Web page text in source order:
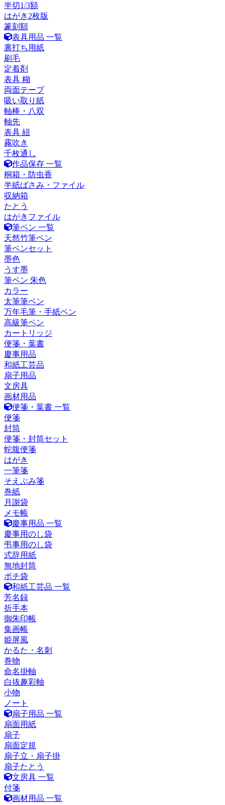
半切1/3額
はがき2枚版
篆刻額
表具用品 一覧
裏打ち用紙
刷毛
定着剤
表具 糊
両面テープ
吸い取り紙
軸棒・八双
軸先
表具 紐
霧吹き
千枚通し
作品保存 一覧
桐箱・防虫香
半紙ばさみ・ファイル
収納箱
たとう
はがきファイル
筆ペン 一覧
天然竹筆ペン
筆ペンセット
墨色
うす墨
筆ペン 朱色
カラー
太筆筆ペン
万年毛筆・手紙ペン
高級筆ペン
カートリッジ
便箋・葉書
慶事用品
和紙工芸品
扇子用品
文房具
画材用品
便箋・葉書 一覧
便箋
封筒
便箋・封筒セット
蛇腹便箋
はがき
一筆箋
そえぶみ箋
巻紙
月謝袋
メモ帳
慶事用品 一覧
慶事用のし袋
弔事用のし袋
式辞用紙
無地封筒
ポチ袋
和紙工芸品 一覧
芳名録
折手本
御朱印帳
集画帳
姫屏風
かるた・名刺
巻物
命名掛軸
白抜趣彩軸
小物
ノート
扇子用品 一覧
扇面用紙
扇子
扇面定規
扇子立・扇子掛
扇子たとう
文房具 一覧
付箋
画材用品 一覧